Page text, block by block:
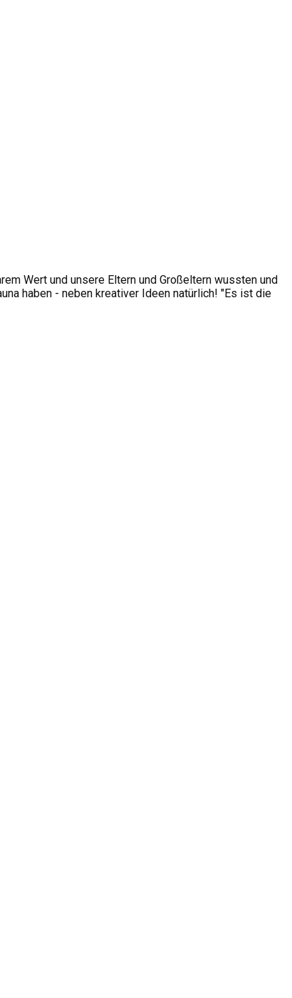
Wert und unsere Eltern und Großeltern wussten und
haben - neben kreativer Ideen natürlich! "Es ist die